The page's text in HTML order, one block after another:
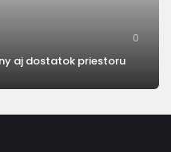
0
aj dostatok priestoru